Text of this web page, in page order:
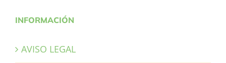
INFORMACIÓN
AVISO LEGAL